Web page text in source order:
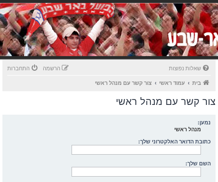
שאלות נפוצות התחברות הרשמה
בית עמוד ראשי צור קשר עם מנהל ראשי
צור קשר עם מנהל ראשי
נמען:
מנהל ראשי
כתובת הדואר האלקטרוני שלך:
השם שלך: